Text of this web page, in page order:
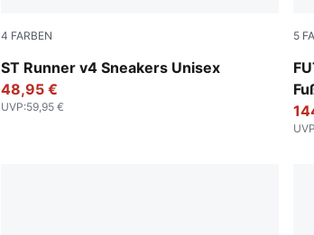
4 FARBEN
ST Runner v4 Sneakers Unisex
PUMA White-PUMA Black-PUMA White
48,95 €
UVP:59,95 €
5
UVP